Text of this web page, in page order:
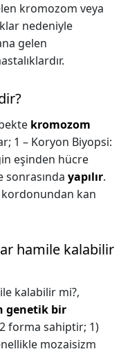
kromozom veya
nedeniyle
gelen
kromozom
1 – Koryon Biyopsi:
eşinden hücre
sonrasında yapılır.
kordonundan kan
hamile kalabilir
kalabilir mi?,
genetik bir
forma sahiptir; 1)
mozaisizm